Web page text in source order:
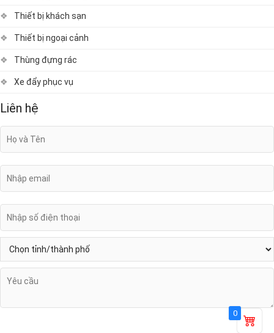
Thiết bị khách sạn
Thiết bị ngoại cảnh
Thùng đựng rác
Xe đẩy phục vụ
Liên hệ
0